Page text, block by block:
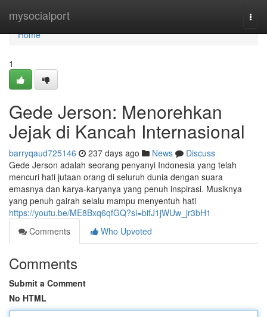
mysocialport
Home
Home
1
Gede Jerson: Menorehkan
Jejak di Kancah Internasional
barryqaud725146 237 days ago News
Discuss
Gede Jerson adalah seorang penyanyi Indonesia yang telah
mencuri hati jutaan orang di seluruh dunia dengan suara
emasnya dan karya-karyanya yang penuh inspirasi. Musiknya
yang penuh gairah selalu mampu menyentuh hati
https://youtu.be/ME8Bxq6qfGQ?si=bifJ1jWUw_jr3bH1
Comments
Who Upvoted
Comments
Submit a Comment
No HTML